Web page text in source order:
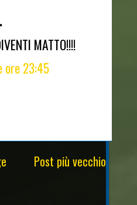
MATTO!!!!
ore 23:45
Post più vecchio